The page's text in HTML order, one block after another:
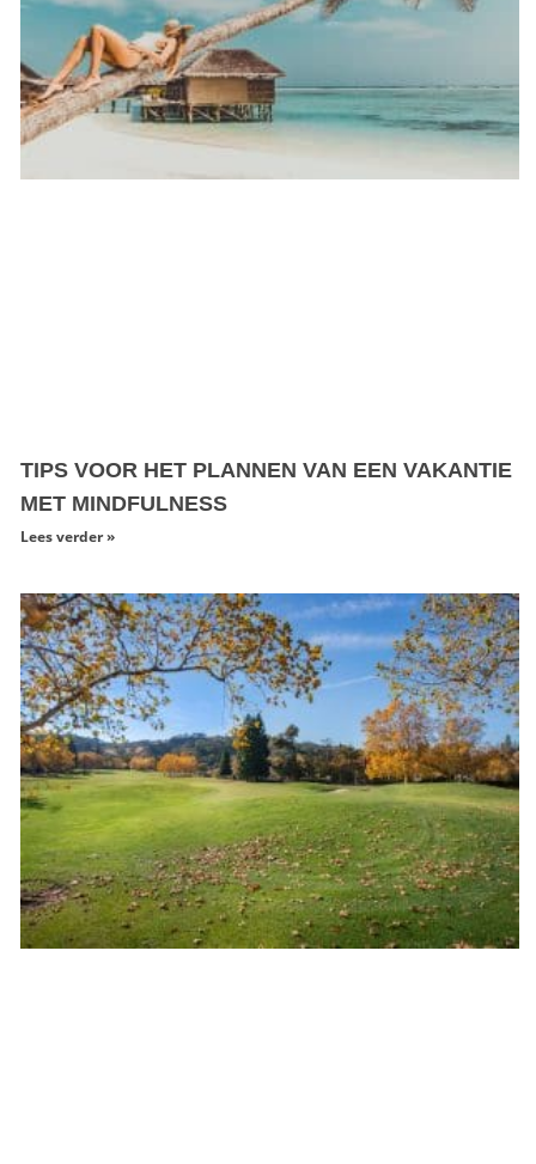
TIPS VOOR HET PLANNEN VAN EEN VAKANTIE
MET MINDFULNESS
Lees verder »